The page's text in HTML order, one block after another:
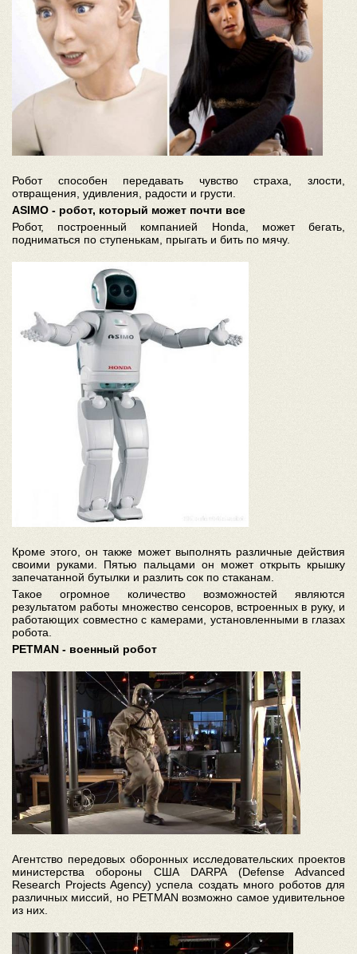
Робот способен передавать чувство страха, злости,
отвращения, удивления, радости и грусти.
ASIMO - робот, который может почти все
Робот, построенный компанией Honda, может бегать,
подниматься по ступенькам, прыгать и бить по мячу.
Кроме этого, он также может выполнять различные действия
своими руками. Пятью пальцами он может открыть крышку
запечатанной бутылки и разлить сок по стаканам.
Такое огромное количество возможностей являются
результатом работы множество сенсоров, встроенных в руку, и
работающих совместно с камерами, установленными в глазах
робота.
PETMAN - военный робот
Агентство передовых оборонных исследовательских проектов
министерства обороны США DARPA (Defense Advanced
Research Projects Agency) успела создать много роботов для
различных миссий, но PETMAN возможно самое удивительное
из них.